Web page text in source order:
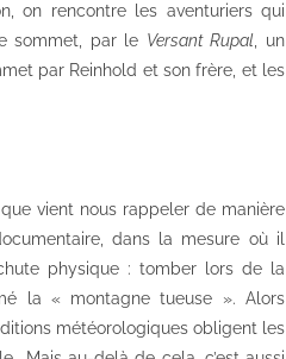
on rencontre les aventuriers qui
sommet, par le Versant Rupal , un
par Reinhold et son frère, et les
vient nous rappeler de manière
dans la mesure où il
physique : tomber lors de la
la « montagne tueuse ». Alors
météorologiques obligent les